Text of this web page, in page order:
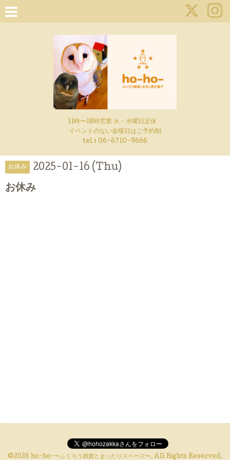
11時〜18時営業 火・水曜日定休
イベントのない金曜日はご予約制
tel : 06-6710-9666
お休み 2025-01-16 (Thu)
お休み
©2026 ho-ho-〜ふくろう雑貨とまったりスペース〜. All Rights Reserved.